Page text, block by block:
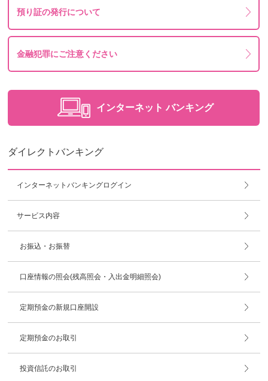
預り証の発行について
金融犯罪にご注意ください
インターネット バンキング
ダイレクトバンキング
インターネットバンキングログイン
サービス内容
お振込・お振替
口座情報の照会(残高照会・入出金明細照会)
定期預金の新規口座開設
定期預金のお取引
投資信託のお取引